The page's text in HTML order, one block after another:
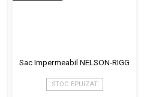
Sac Impermeabil NELSON-RIGG
STOC EPUIZAT